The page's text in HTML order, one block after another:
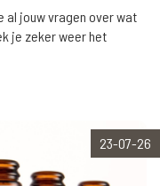
al jouw vragen over wat
je zeker weer het
23-07-26